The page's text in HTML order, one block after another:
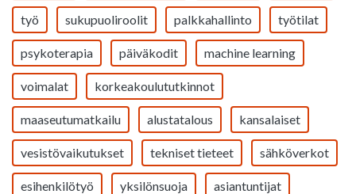
työ sukupuoliroolit palkkahallinto työtilat
psykoterapia päiväkodit machine learning
voimalat korkeakoulututkinnot
maaseutumatkailu alustatalous kansalaiset
vesistövaikutukset tekniset tieteet sähköverkot
esihenkilötyö yksilönsuoja asiantuntijat